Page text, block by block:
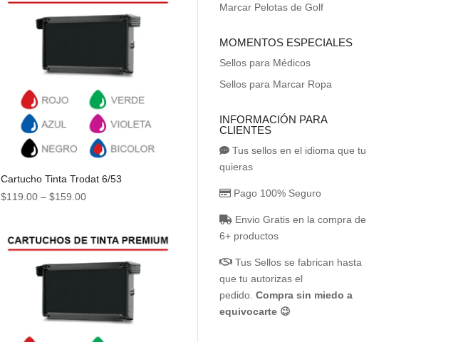
Cartucho Tinta Trodat 6/53
$119.00 –$159.00
Marcar Pelotas de Golf
MOMENTOS ESPECIALES
Sellos para Médicos
Sellos para Marcar Ropa
INFORMACIÓN PARA
CLIENTES
Tus sellos en el idioma que tu
quieras
Pago 100% Seguro
Envio Gratis en la compra de
6+ productos
Tus Sellos se fabrican hasta
que tu autorizas el
pedido. Compra sin miedo a
equivocarte 😉